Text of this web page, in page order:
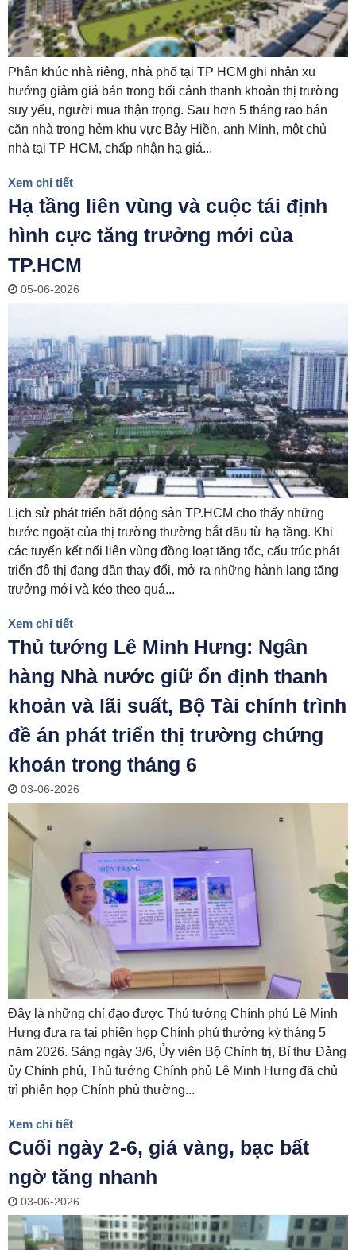
Phân khúc nhà riêng, nhà phố tại TP HCM ghi nhận xu
hướng giảm giá bán trong bối cảnh thanh khoản thị trường
suy yếu, người mua thận trọng. Sau hơn 5 tháng rao bán
căn nhà trong hẻm khu vực Bảy Hiền, anh Minh, một chủ
nhà tại TP HCM, chấp nhận hạ giá...
Xem chi tiết
Hạ tầng liên vùng và cuộc tái định
hình cực tăng trưởng mới của
TP.HCM
05-06-2026
Lịch sử phát triển bất động sản TP.HCM cho thấy những
bước ngoặt của thị trường thường bắt đầu từ hạ tầng. Khi
các tuyến kết nối liên vùng đồng loạt tăng tốc, cấu trúc phát
triển đô thị đang dần thay đổi, mở ra những hành lang tăng
trưởng mới và kéo theo quá...
Xem chi tiết
Thủ tướng Lê Minh Hưng: Ngân
hàng Nhà nước giữ ổn định thanh
khoản và lãi suất, Bộ Tài chính trình
đề án phát triển thị trường chứng
khoán trong tháng 6
03-06-2026
Đây là những chỉ đạo được Thủ tướng Chính phủ Lê Minh
Hưng đưa ra tại phiên họp Chính phủ thường kỳ tháng 5
năm 2026. Sáng ngày 3/6, Ủy viên Bộ Chính trị, Bí thư Đảng
ủy Chính phủ, Thủ tướng Chính phủ Lê Minh Hưng đã chủ
trì phiên họp Chính phủ thường...
Xem chi tiết
Cuối ngày 2-6, giá vàng, bạc bất
ngờ tăng nhanh
03-06-2026